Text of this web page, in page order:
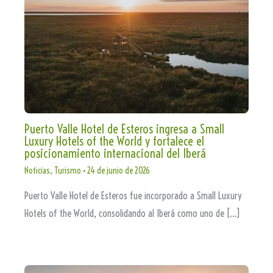
Puerto Valle Hotel de Esteros ingresa a Small
Luxury Hotels of the World y fortalece el
posicionamiento internacional del Iberá
Noticias, Turismo •24 de junio de 2026
Puerto Valle Hotel de Esteros fue incorporado a Small Luxury
Hotels of the World, consolidando al Iberá como uno de […]